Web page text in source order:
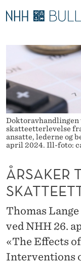
Å
R
A
K
E
R
T
L
M
A
N
G
E
D
M
E
N
Y
E
T
T
T
E
D
E
T
Stipendiater og
Disputaser
Ekspertutvalg
Om Bulletin
Doktoravhandlingen
skatteetterlevelse
ansatte, lederne og
april 2024. Ill-foto:
ÅRSAKER
Thomas
ved NHH 26.
«The Effects
Interventions